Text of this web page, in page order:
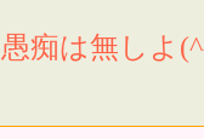
痴は無しよ